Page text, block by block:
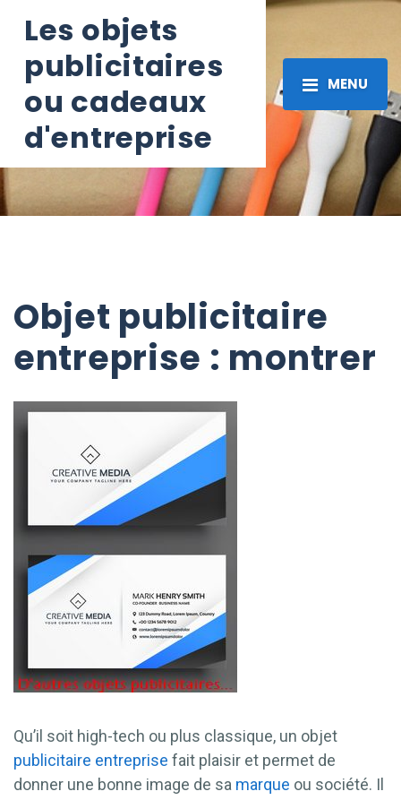
Les objets
publicitaires
ou cadeaux
d'entreprise
MENU
Objet publicitaire
entreprise : montrer
Qu’il soit high-tech ou plus classique, un objet
publicitaire entreprise fait plaisir et permet de
donner une bonne image de sa marque ou société. Il